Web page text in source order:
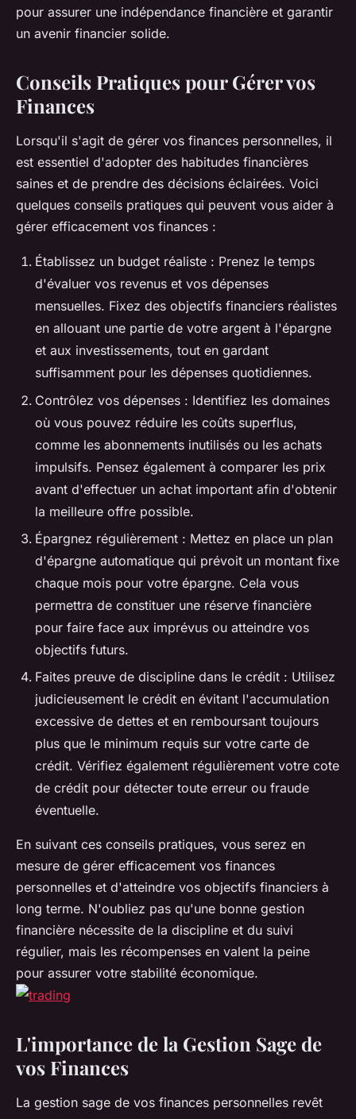
pour assurer une indépendance financière et garantir
un avenir financier solide.
Conseils Pratiques pour Gérer vos
Finances
Lorsqu'il s'agit de gérer vos finances personnelles, il
est essentiel d'adopter des habitudes financières
saines et de prendre des décisions éclairées. Voici
quelques conseils pratiques qui peuvent vous aider à
gérer efficacement vos finances :
Établissez un budget réaliste : Prenez le temps
d'évaluer vos revenus et vos dépenses
mensuelles. Fixez des objectifs financiers réalistes
en allouant une partie de votre argent à l'épargne
et aux investissements, tout en gardant
suffisamment pour les dépenses quotidiennes.
Contrôlez vos dépenses : Identifiez les domaines
où vous pouvez réduire les coûts superflus,
comme les abonnements inutilisés ou les achats
impulsifs. Pensez également à comparer les prix
avant d'effectuer un achat important afin d'obtenir
la meilleure offre possible.
Épargnez régulièrement : Mettez en place un plan
d'épargne automatique qui prévoit un montant fixe
chaque mois pour votre épargne. Cela vous
permettra de constituer une réserve financière
pour faire face aux imprévus ou atteindre vos
objectifs futurs.
Faites preuve de discipline dans le crédit : Utilisez
judicieusement le crédit en évitant l'accumulation
excessive de dettes et en remboursant toujours
plus que le minimum requis sur votre carte de
crédit. Vérifiez également régulièrement votre cote
de crédit pour détecter toute erreur ou fraude
éventuelle.
En suivant ces conseils pratiques, vous serez en
mesure de gérer efficacement vos finances
personnelles et d'atteindre vos objectifs financiers à
long terme. N'oubliez pas qu'une bonne gestion
financière nécessite de la discipline et du suivi
régulier, mais les récompenses en valent la peine
pour assurer votre stabilité économique.
L'importance de la Gestion Sage de
vos Finances
La gestion sage de vos finances personnelles revêt